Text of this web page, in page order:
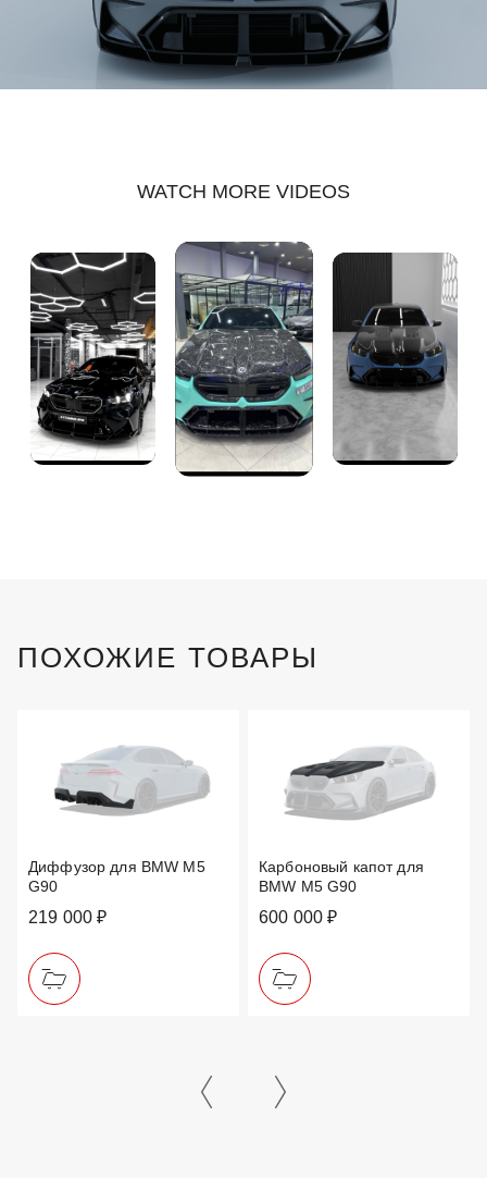
WATCH MORE VIDEOS
ПОХОЖИЕ ТОВАРЫ
Диффузор для BMW M5
G90
219 000 ₽
Карбоновый капот для
BMW M5 G90
600 000 ₽